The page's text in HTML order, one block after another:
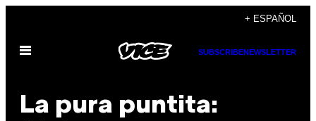
contenido
+ ESPAÑOL
Abrir
SUBSCRIBENEWSLETTER
La pura puntita: